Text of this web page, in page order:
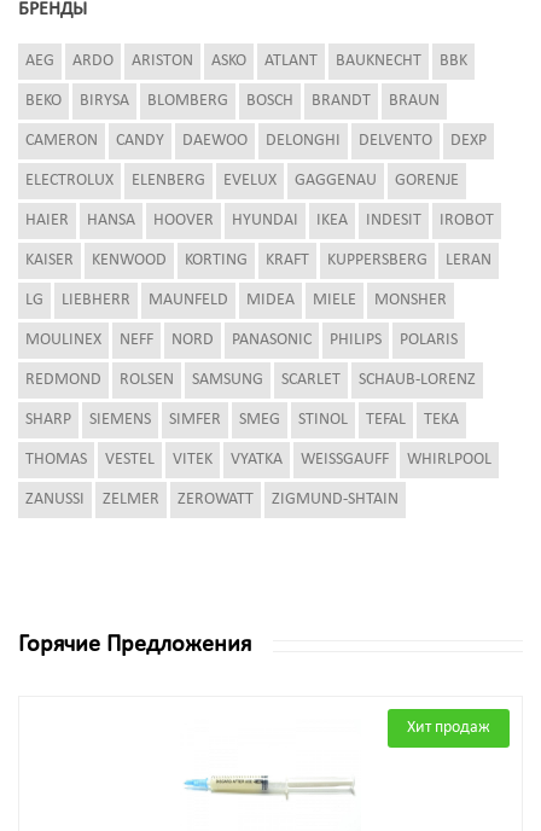
БРЕНДЫ
AEG ARDO ARISTON ASKO ATLANT BAUKNECHT BBK
BEKO BIRYSA BLOMBERG BOSCH BRANDT BRAUN
CAMERON CANDY DAEWOO DELONGHI DELVENTO DEXP
ELECTROLUX ELENBERG EVELUX GAGGENAU GORENJE
HAIER HANSA HOOVER HYUNDAI IKEA INDESIT IROBOT
KAISER KENWOOD KORTING KRAFT KUPPERSBERG LERAN
LG LIEBHERR MAUNFELD MIDEA MIELE MONSHER
MOULINEX NEFF NORD PANASONIC PHILIPS POLARIS
REDMOND ROLSEN SAMSUNG SCARLET SCHAUB-LORENZ
SHARP SIEMENS SIMFER SMEG STINOL TEFAL TEKA
THOMAS VESTEL VITEK VYATKA WEISSGAUFF WHIRLPOOL
ZANUSSI ZELMER ZEROWATT ZIGMUND-SHTAIN
Горячие Предложения
Хит продаж